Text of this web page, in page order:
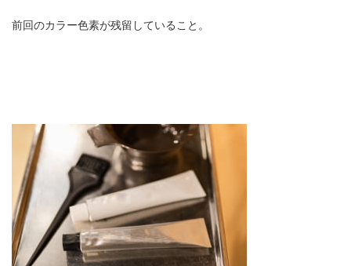
前回のカラー色素が残留していること。